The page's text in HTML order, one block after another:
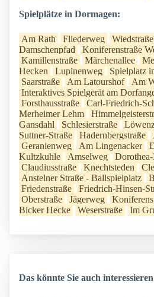
Spielplätze in Dormagen:
Am Rath Fliederweg Wiedstraße
Damschenpfad
Koniferenstraße
Kamillenstraße
Märchenallee
Hecken
Lupinenweg
Spielplatz
Saarstraße
Am Latourshof
Am
Interaktives Spielgerät am
Forsthausstraße
Carl-Friedrich-
Merheimer Lehm
Gansdahl
Schlesierstraße
Suttner-Straße
Hadernbergstraße
Geranienweg
Am Lingenacker
Kultzkuhle
Amselweg
Claudiusstraße
Knechtsteden
Anstelner Straße - Ballspielplatz
Friedenstraße
Friedrich-Hinsen-
Oberstraße
Jägerweg
Bicker Hecke
Weserstraße Im
Das könnte Sie auch interessieren